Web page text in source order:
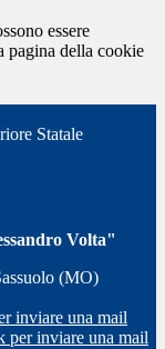
essere
pagina della cookie
Statale
Volta"
(MO)
inviare una mail
per inviare una mail